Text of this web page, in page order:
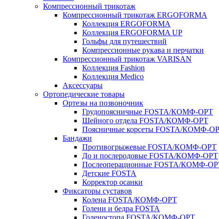
Компрессионный трикотаж
Компрессионный трикотаж ERGOFORMA
Коллекция ERGOFORMA
Коллекция ERGOFORMA UP
Гольфы для путешествий
Компрессионные рукава и перчатки
Компрессионный трикотаж VARISAN
Коллекция Fashion
Коллекция Medico
Аксессуары
Ортопедические товары
Ортезы на позвоночник
Грудопоясничные FOSTA/КОМФ-ОРТ
Шейного отдела FOSTA/КОМФ-ОРТ
Поясничные корсеты FOSTA/КОМФ-
Бандажи
Противогрыжевые FOSTA/КОМФ-ОРТ
До и послеродовые FOSTA/КОМФ-ОРТ
Послеоперационные FOSTA/КОМФ-
Детские FOSTA
Корректор осанки
Фиксаторы суставов
Колена FOSTA/КОМФ-ОРТ
Голени и бедра FOSTA